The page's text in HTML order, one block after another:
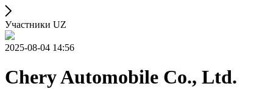
Участники UZ
2025-08-04 14:56
Chery Automobile Co., Ltd.